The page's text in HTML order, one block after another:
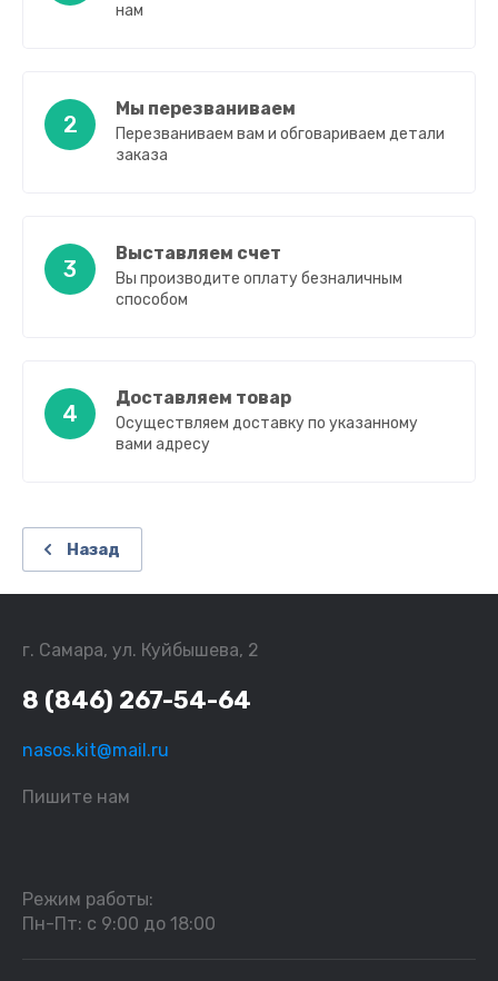
нам
2
Мы перезваниваем
Перезваниваем вам и обговариваем детали
заказа
3
Выставляем счет
Вы производите оплату безналичным
способом
4
Доставляем товар
Осуществляем доставку по указанному
вами адресу
Назад
г. Самара, ул. Куйбышева, 2
8 (846) 267-54-64
nasos.kit@mail.ru
Пишите нам
Режим работы:
Пн-Пт: с 9:00 до 18:00